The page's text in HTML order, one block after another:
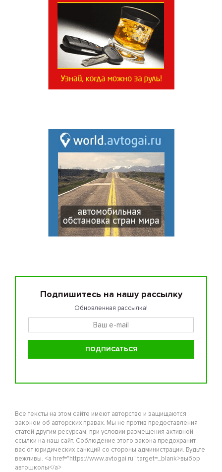
Подпишитесь на нашу рассылку
Обновленная рассылка!
Все тексты на этом сайте имеют авторство и защищаются
законом об авторских правах. Мы не против предоставления
статей другим ресурсам, при условии размещения активной
ссылки на наш сайт. Соблюдение этого закона предохранит
вас от юридических санкций со стороны администрации. Будьте
вежливы. <a href="https://www.avtogai.ru" target=_blank>выбор
автошколы</a>